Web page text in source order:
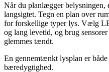
Når du planlægger belysningen,
langsigtet. Tegn en plan over
for forskellige typer lys. Vælg
og lang levetid, og brug
glemmes tændt.
En gennemtænkt lysplan er
bæredygtighed.